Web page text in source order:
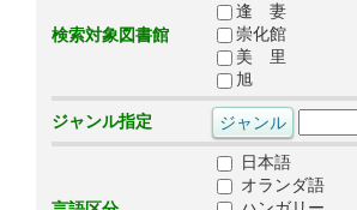
検索対象図書館
逢 妻
崇化館
美 里
旭
ジャンル指定
日本語
オランダ語